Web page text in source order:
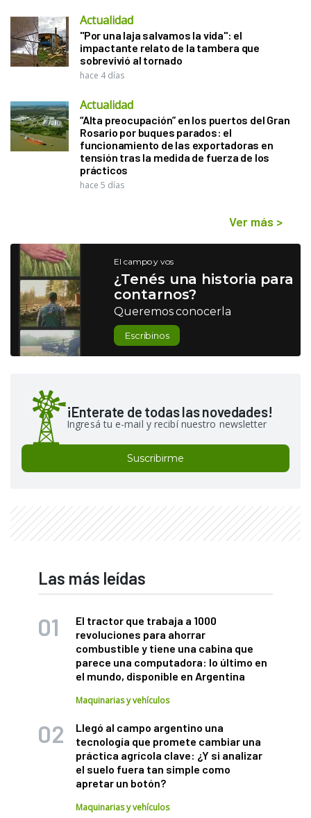
Actualidad
"Por una laja salvamos la vida": el
impactante relato de la tambera que
sobrevivió al tornado
hace 4 días
Actualidad
“Alta preocupación” en los puertos del Gran
Rosario por buques parados: el
funcionamiento de las exportadoras en
tensión tras la medida de fuerza de los
prácticos
hace 5 días
Ver más >
El campo y vos
¿Tenés una historia para
contarnos?
Queremos conocerla
Escribinos
¡Enterate de todas las novedades!
Ingresá tu e-mail y recibí nuestro newsletter
Suscribirme
Las más leídas
El tractor que trabaja a 1000
revoluciones para ahorrar
combustible y tiene una cabina que
parece una computadora: lo último en
el mundo, disponible en Argentina
Maquinarias y vehículos
Llegó al campo argentino una
tecnología que promete cambiar una
práctica agrícola clave: ¿Y si analizar
el suelo fuera tan simple como
apretar un botón?
Maquinarias y vehículos